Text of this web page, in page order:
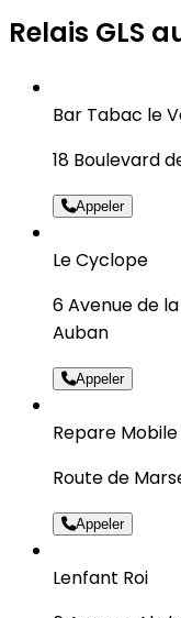
Relais GLS
Bar Tabac le
18 Boulevard
Appeler
Le Cyclope
6 Avenue de
Auban
Appeler
Repare
Route de
Appeler
Lenfant Roi